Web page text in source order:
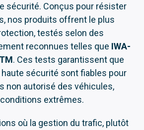
sécurité. Conçus pour résister
nos produits offrent le plus
testés selon des
reconnues telles que IWA-
. Ces tests garantissent que
sécurité sont fiables pour
non autorisé des véhicules,
extrêmes.
où la gestion du trafic, plutôt